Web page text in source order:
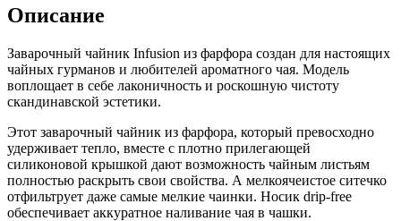
Описание
Заварочный чайник Infusion из фарфора создан для настоящих
чайных гурманов и любителей ароматного чая. Модель
воплощает в себе лаконичность и роскошную чистоту
скандинавской эстетики.
Этот заварочный чайник из фарфора, который превосходно
удерживает тепло, вместе с плотно прилегающей
силиконовой крышкой дают возможность чайным листьям
полностью раскрыть свои свойства. А мелкоячеистое ситечко
отфильтрует даже самые мелкие чаинки. Носик drip-free
обеспечивает аккуратное наливание чая в чашки.